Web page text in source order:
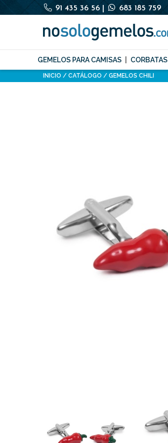
91 435 36 56 683 185 759
GEMELOS PARA CAMISAS CORBATAS
INICIO CATÁLOGO GEMELOS CHILI